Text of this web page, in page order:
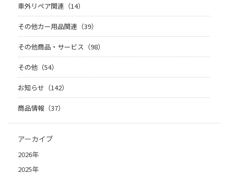
車外リペア関連（14）
その他カー用品関連（39）
その他商品・サービス（98）
その他（54）
お知らせ（142）
商品情報（37）
アーカイブ
2026年
2025年